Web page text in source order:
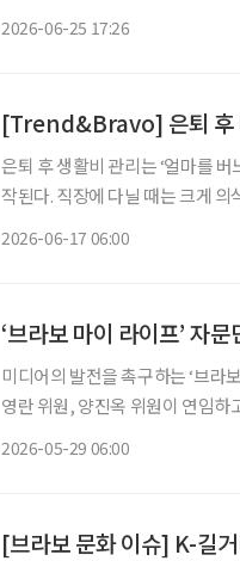
2026-06-25 17:26
[Trend&Bravo] 은퇴 후
은퇴 후 생활비 관리는 ‘얼마를
작된다. 직장에 다닐 때는 크게
2026-06-17 06:00
‘브라보 마이 라이프’ 자
미디어의 발전을 촉구하는 ‘브라
영란 위원, 양진옥 위원이 연임하고
2026-05-29 06:00
[브라보 문화 이슈] K-길